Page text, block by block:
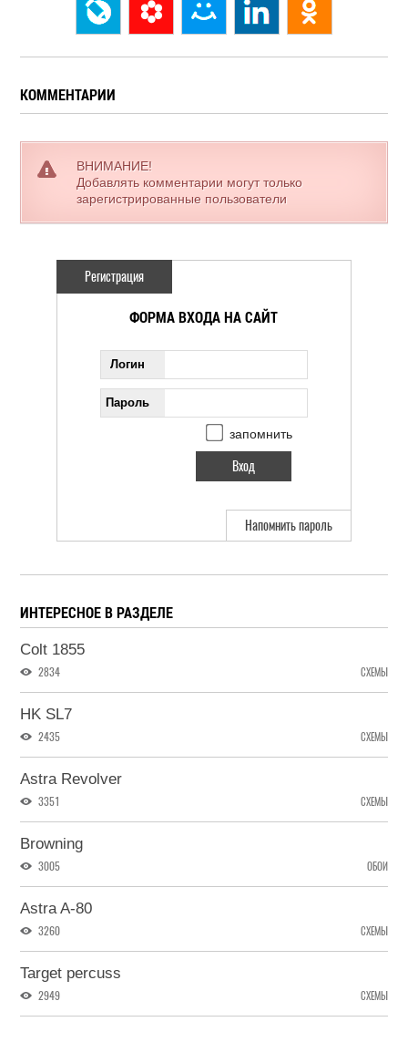
КОММЕНТАРИИ
ВНИМАНИЕ!
Добавлять комментарии могут только
зарегистрированные пользователи
Регистрация
ФОРМА ВХОДА НА САЙТ
Логин
Пароль
запомнить
Напомнить пароль
ИНТЕРЕСНОЕ В РАЗДЕЛЕ
Colt 1855
2834 СХЕМЫ
HK SL7
2435 СХЕМЫ
Astra Revolver
3351 СХЕМЫ
Browning
3005 ОБОИ
Astra A-80
3260 СХЕМЫ
Target percuss
2949 СХЕМЫ